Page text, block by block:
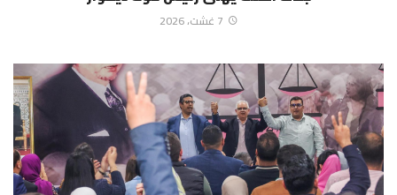
7 غشت، 2026